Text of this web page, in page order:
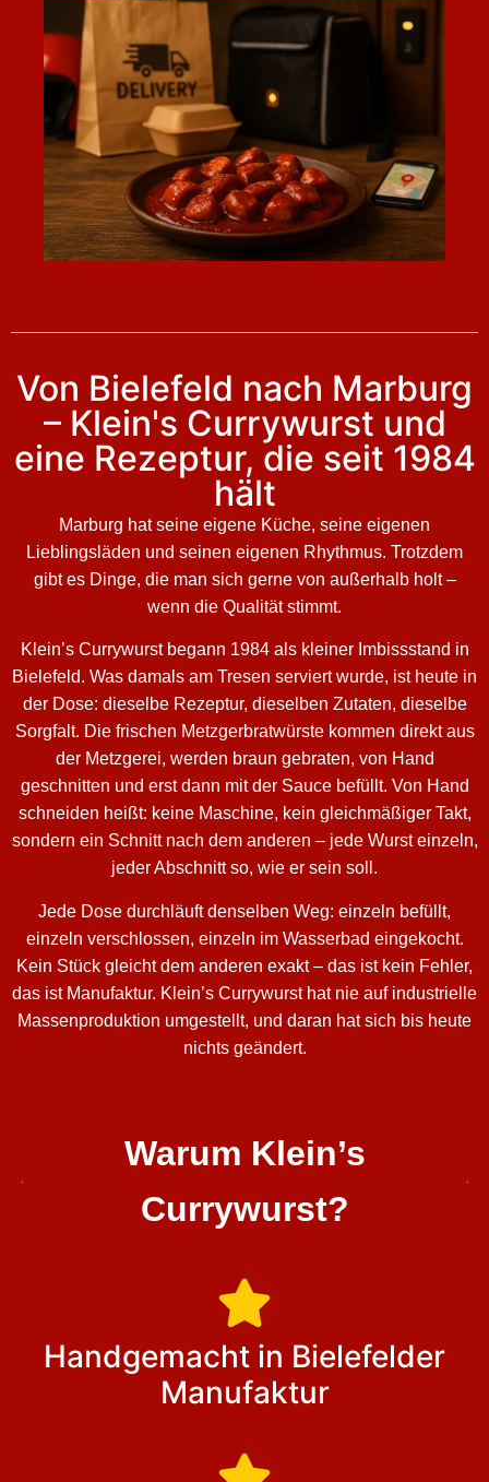
Von Bielefeld nach Marburg
– Klein's Currywurst und
eine Rezeptur, die seit 1984
hält
Marburg hat seine eigene Küche, seine eigenen
Lieblingsläden und seinen eigenen Rhythmus. Trotzdem
gibt es Dinge, die man sich gerne von außerhalb holt –
wenn die Qualität stimmt.
Klein’s Currywurst begann 1984 als kleiner Imbissstand in
Bielefeld. Was damals am Tresen serviert wurde, ist heute in
der Dose: dieselbe Rezeptur, dieselben Zutaten, dieselbe
Sorgfalt. Die frischen Metzgerbratwürste kommen direkt aus
der Metzgerei, werden braun gebraten, von Hand
geschnitten und erst dann mit der Sauce befüllt. Von Hand
schneiden heißt: keine Maschine, kein gleichmäßiger Takt,
sondern ein Schnitt nach dem anderen – jede Wurst einzeln,
jeder Abschnitt so, wie er sein soll.
Jede Dose durchläuft denselben Weg: einzeln befüllt,
einzeln verschlossen, einzeln im Wasserbad eingekocht.
Kein Stück gleicht dem anderen exakt – das ist kein Fehler,
das ist Manufaktur. Klein’s Currywurst hat nie auf industrielle
Massenproduktion umgestellt, und daran hat sich bis heute
nichts geändert.
Warum Klein’s
Currywurst?
Handgemacht in Bielefelder
Manufaktur